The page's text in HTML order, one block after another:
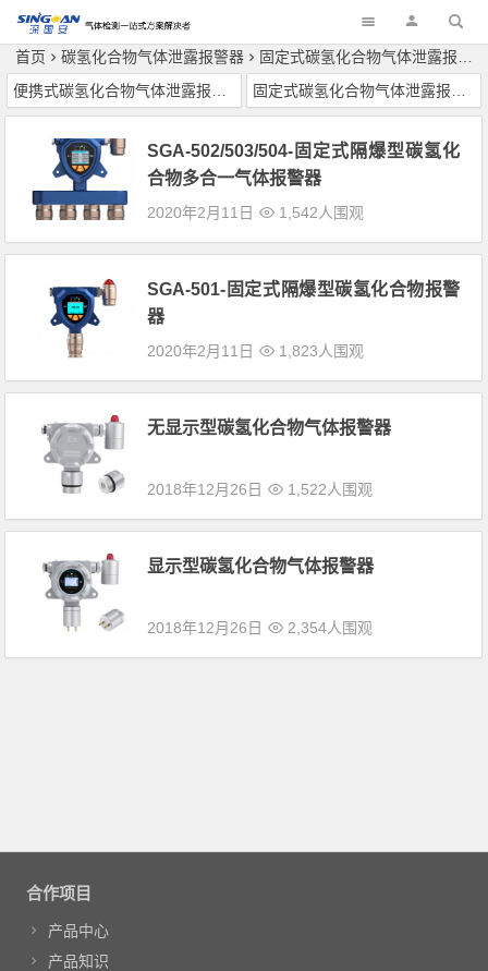
深国安
首页 碳氢化合物气体泄露报警器
固定式碳氢化合物气体泄露报警器
SGA-502/503/504-固定式隔爆型碳氢化
合物多合一气体报警器
2020年2月11日 1,542人围观
SGA-501-固定式隔爆型碳氢化合物报警
器
2020年2月11日 1,823人围观
无显示型碳氢化合物气体报警器
2018年12月26日 1,522人围观
显示型碳氢化合物气体报警器
2018年12月26日 2,354人围观
合作项目
产品中心
产品知识